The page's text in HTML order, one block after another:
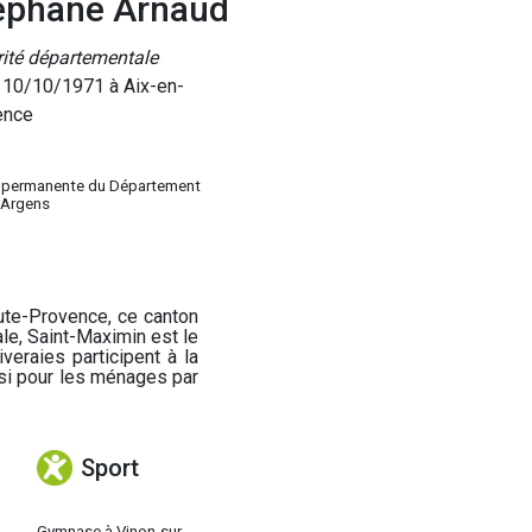
Arnaud
départementale
10/10/1971 à Aix-en-
du Département
Provence, ce canton
Saint-Maximin est le
participent à la
pour les ménages par
Sport